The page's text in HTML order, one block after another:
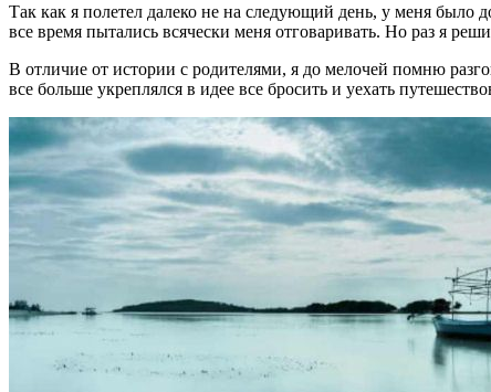
Так как я полетел далеко не на следующий день, у меня было
все время пытались всячески меня отговаривать. Но раз я
В отличие от истории с родителями, я до мелочей помню
все больше укреплялся в идее все бросить и уехать